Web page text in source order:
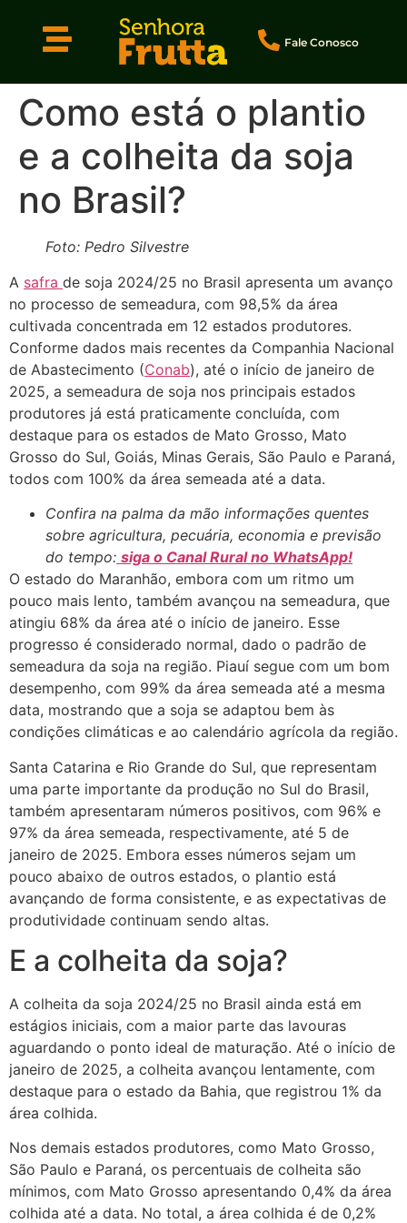
Fale Conosco
Como está o plantio
e a colheita da soja
no Brasil?
Foto: Pedro Silvestre
A safra de soja 2024/25 no Brasil apresenta um avanço
no processo de semeadura, com 98,5% da área
cultivada concentrada em 12 estados produtores.
Conforme dados mais recentes da Companhia Nacional
de Abastecimento (Conab), até o início de janeiro de
2025, a semeadura de soja nos principais estados
produtores já está praticamente concluída, com
destaque para os estados de Mato Grosso, Mato
Grosso do Sul, Goiás, Minas Gerais, São Paulo e Paraná,
todos com 100% da área semeada até a data.
Confira na palma da mão informações quentes
sobre agricultura, pecuária, economia e previsão
do tempo: siga o Canal Rural no WhatsApp!
O estado do Maranhão, embora com um ritmo um
pouco mais lento, também avançou na semeadura, que
atingiu 68% da área até o início de janeiro. Esse
progresso é considerado normal, dado o padrão de
semeadura da soja na região. Piauí segue com um bom
desempenho, com 99% da área semeada até a mesma
data, mostrando que a soja se adaptou bem às
condições climáticas e ao calendário agrícola da região.
Santa Catarina e Rio Grande do Sul, que representam
uma parte importante da produção no Sul do Brasil,
também apresentaram números positivos, com 96% e
97% da área semeada, respectivamente, até 5 de
janeiro de 2025. Embora esses números sejam um
pouco abaixo de outros estados, o plantio está
avançando de forma consistente, e as expectativas de
produtividade continuam sendo altas.
E a colheita da soja?
A colheita da soja 2024/25 no Brasil ainda está em
estágios iniciais, com a maior parte das lavouras
aguardando o ponto ideal de maturação. Até o início de
janeiro de 2025, a colheita avançou lentamente, com
destaque para o estado da Bahia, que registrou 1% da
área colhida.
Nos demais estados produtores, como Mato Grosso,
São Paulo e Paraná, os percentuais de colheita são
mínimos, com Mato Grosso apresentando 0,4% da área
colhida até a data. No total, a área colhida é de 0,2%